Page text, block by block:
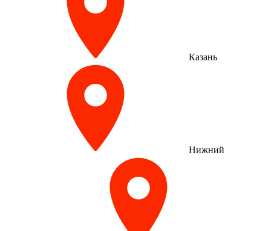
Казань
Нижний